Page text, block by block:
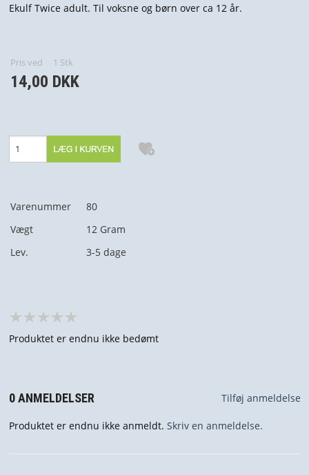
PROFIL
VILKÅR
KUNDECENTER
Ekulf Twice adult. Til voksne og børn over ca 12 år.
Pris ved 1 Stk
14,00 DKK
Varenummer
80
Vægt
12 Gram
Lev.
3-5 dage
Produktet er endnu ikke bedømt
0 ANMELDELSER Tilføj anmeldelse
Produktet er endnu ikke anmeldt. Skriv en anmeldelse.